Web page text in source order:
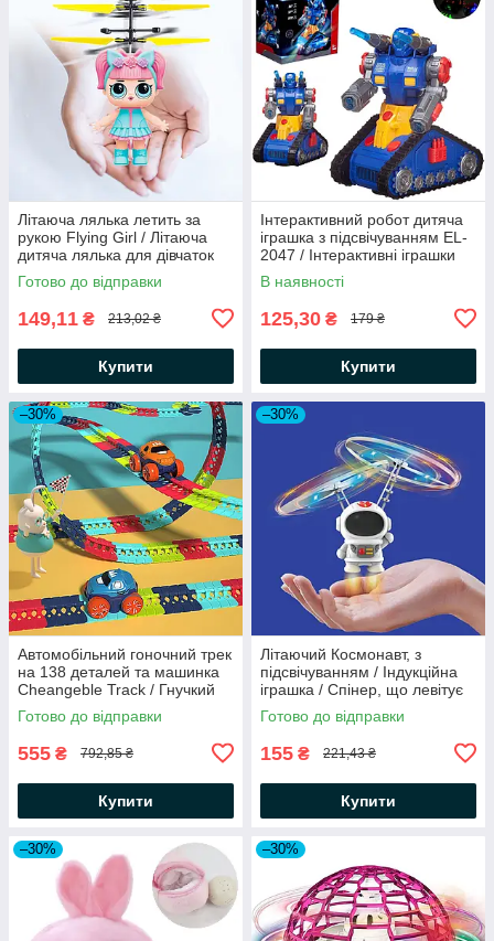
Літаюча лялька летить за
рукою Flying Girl / Літаюча
дитяча лялька для дівчаток
Готово до відправки
149,11 ₴ 213,02 ₴
Купити
Інтерактивний робот дитяча
іграшка з підсвічуванням EL-
2047 / Інтерактивні іграшки
для дітей
В наявності
125,30 ₴ 179 ₴
Купити
–30%
Автомобільний гоночний трек
на 138 деталей та машинка
Cheangeble Track / Гнучкий
автотрек з підсвічуванням та
музикою
Готово до відправки
555 ₴ 792,85 ₴
Купити
–30%
Літаючий Космонавт, з
підсвічуванням / Індукційна
іграшка / Спінер, що левітує
Готово до відправки
155 ₴ 221,43 ₴
Купити
–30% –30%